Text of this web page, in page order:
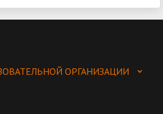
ОРГАНИЗАЦИИ